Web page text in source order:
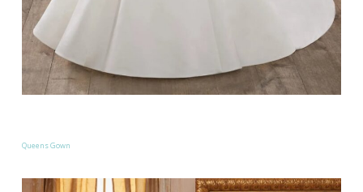
Queens Gown